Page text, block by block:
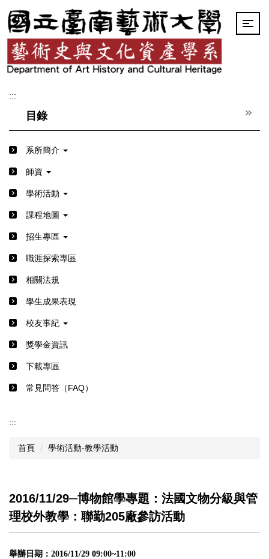
跳
到
主
要
內
容
:::
目錄
系所簡介
師資
學術活動
課程地圖
招生專區
職涯探索專區
相關法規
學生成果表現
校友事紀
獎學金資訊
下載專區
常見問答（FAQ）
:::
首頁 學術活動-教學活動
2016/11/29─博物館學專題：法國文物分級與管
理校外教學：聯勤205廠參訪活動
舉辦日期：2016/11/29 09:00~11:00